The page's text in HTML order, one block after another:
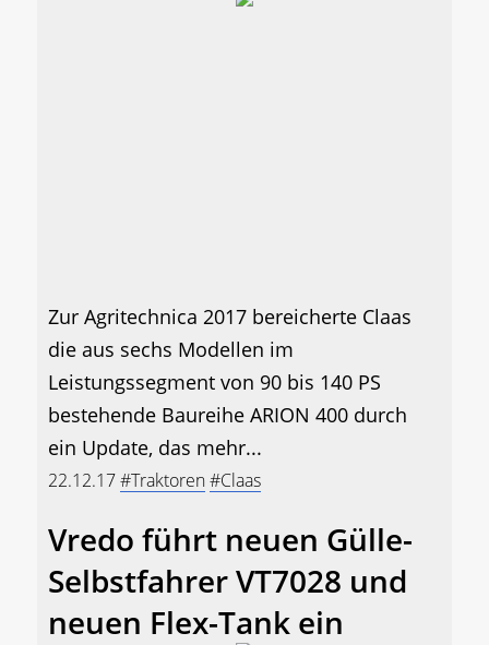
Zur Agritechnica 2017 bereicherte Claas
die aus sechs Modellen im
Leistungssegment von 90 bis 140 PS
bestehende Baureihe ARION 400 durch
ein Update, das mehr...
22.12.17#Traktoren#Claas
Vredo führt neuen Gülle-
Selbstfahrer VT7028 und
neuen Flex-Tank ein